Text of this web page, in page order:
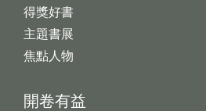
開卷有益
得獎好書
主題書展
焦點人物